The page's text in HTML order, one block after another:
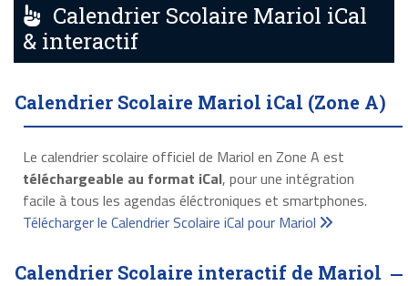
Calendrier Scolaire Mariol iCal
& interactif
Calendrier Scolaire Mariol iCal (Zone A)
Le calendrier scolaire officiel de Mariol en Zone A est
téléchargeable au format iCal, pour une intégration
facile à tous les agendas éléctroniques et smartphones.
Télécharger le Calendrier Scolaire iCal pour Mariol
Calendrier Scolaire interactif de Mariol